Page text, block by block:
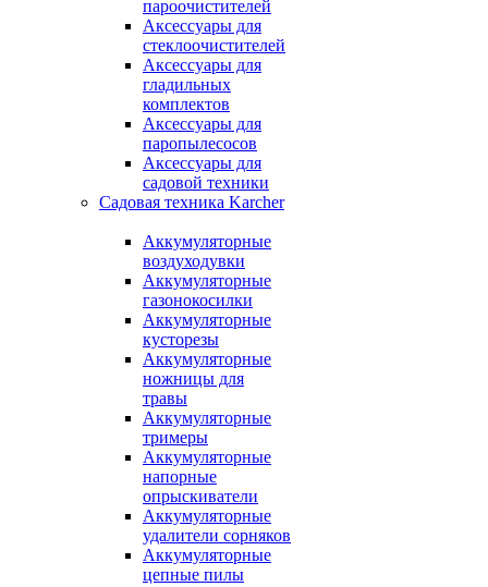
пароочистителей
Аксессуары для
стеклоочистителей
Аксессуары для
гладильных
комплектов
Аксессуары для
паропылесосов
Аксессуары для
садовой техники
Садовая техника Karcher
Аккумуляторные
воздуходувки
Аккумуляторные
газонокосилки
Аккумуляторные
кусторезы
Аккумуляторные
ножницы для
травы
Аккумуляторные
тримеры
Аккумуляторные
напорные
опрыскиватели
Аккумуляторные
удалители сорняков
Аккумуляторные
цепные пилы